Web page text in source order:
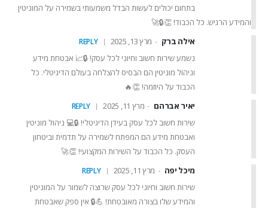
בתחום יכולים לעשות הבדל משמעותי בשמירה על המוניטין
והמידע הרגיש. כל הכבוד! 👏🔒🚀
אילה ברק
מרץ 13, 2025 REPLY
נשמע שירות חשוב וחיוני לכל עסק! 🔒📈 אבטחת מידע
וניהול מוניטין הם הבסיס להצלחה בעולם הדיגיטלי. כל
הכבוד על היוזמה! 👏🔥
יאיר אברהם
מרץ 11, 2025 REPLY
שירות חשוב לכל עסק בעידן הדיגיטלי! 🔒💻 ניהול מוניטין
ואבטחת מידע הם המפתח לשמירה על תדמית וביטחון
העסק. כל הכבוד על השירות המקצועי! 👏🚀
מיכל יפה
מרץ 11, 2025 REPLY
שירות חשוב וחיוני לכל עסק שרוצה לשמור על המוניטין
והמידע שלו בצורה מאובטחת! 💪🔒 אין ספק שאבטחת